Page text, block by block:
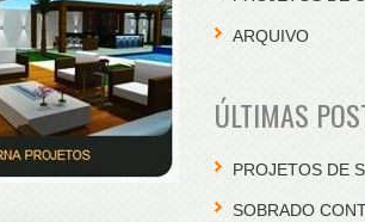
ARQUIVO
ÚLTIMAS
PROJETOS DE
SOBRADO